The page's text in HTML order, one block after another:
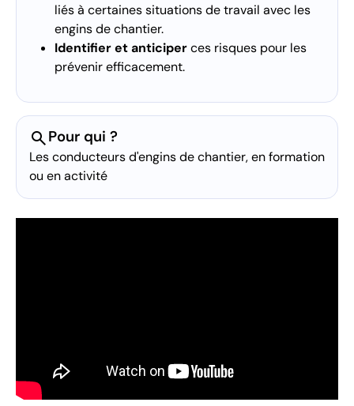
liés à certaines situations de travail avec les
engins de chantier.
Identifier et anticiperces risques pour les
prévenir efficacement.
searchPour qui ?
Les conducteurs d'engins de chantier, en formation
ou en activité